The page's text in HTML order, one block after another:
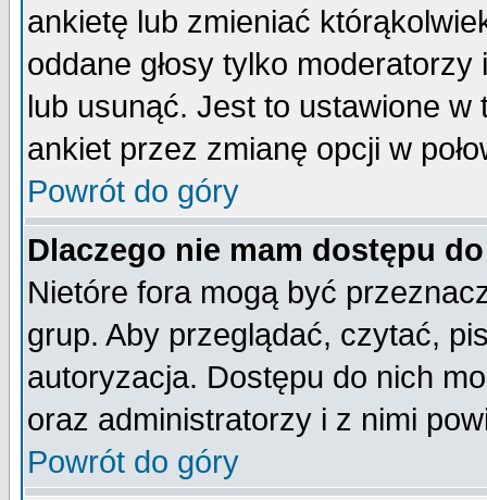
ankietę lub zmieniać
oddane głosy tylko
lub usunąć. Jest to ustawione w
ankiet przez zmianę opcji w
Powrót do góry
Dlaczego nie mam dostępu
Nietóre fora mogą być
grup. Aby przeglądać, czytać,
autoryzacja. Dostępu do nich
oraz administratorzy i z nimi
Powrót do góry